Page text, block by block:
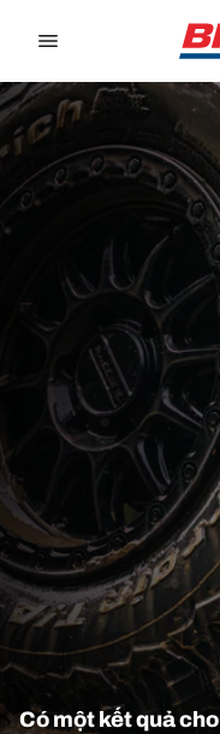
Có một kết quả cho